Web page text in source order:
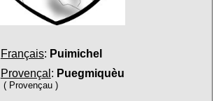
Français: Puimichel
Provençal : Puegmiquèu
( Provençau )